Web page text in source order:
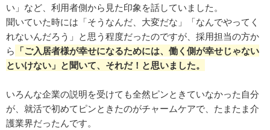
い」など、利用者側から見た印象を話していました。
聞いていた時には「そうなんだ、大変だな」「なんでやってく
れないんだろう」と思う程度だったのですが、採用担当の方か
ら 「ご入居者様が幸せになるためには、働く側が幸せじゃない
といけない」と聞いて、それだ！と思いました。
いろんな企業の説明を受けても全然ピンときていなかった自分
が、就活で初めてピンときたのがチャームケアで、たまたま介
護業界だったんです。